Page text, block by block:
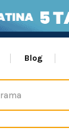
Blog